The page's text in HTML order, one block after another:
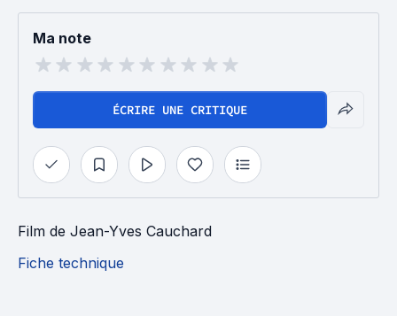
Ma note
ÉCRIRE UNE CRITIQUE
Film de Jean-Yves Cauchard
Fiche technique